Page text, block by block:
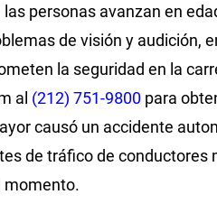
personas avanzan en
de visión y audición,
la seguridad en la
al (212) 751-9800 para
causó un accidente
de tráfico de
momento.